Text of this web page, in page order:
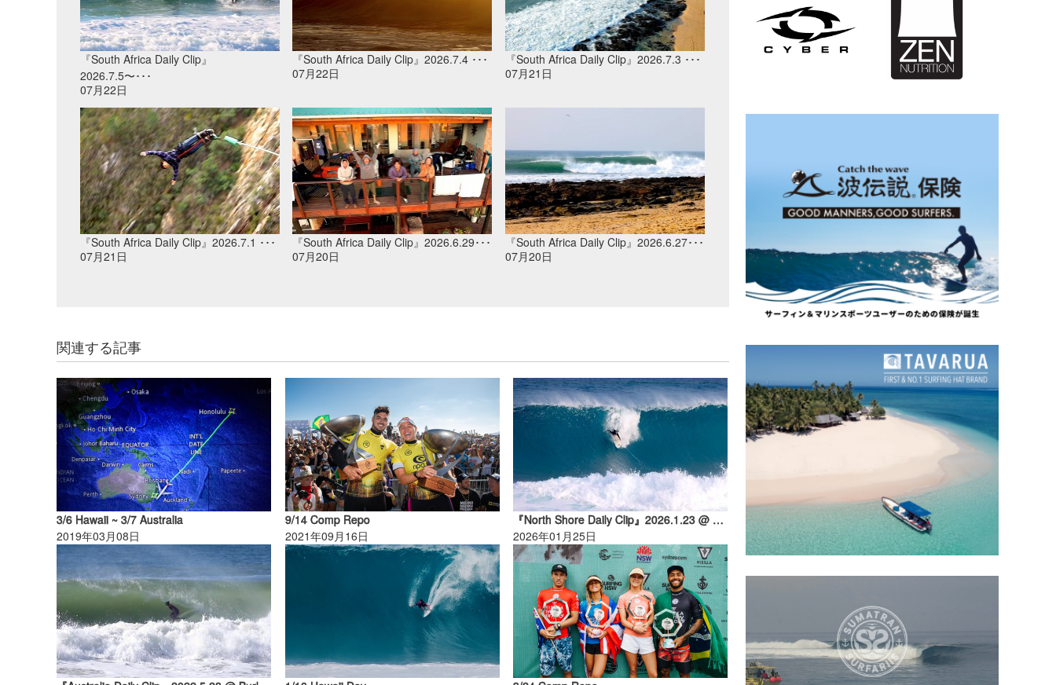
『South Africa Daily Clip』
2026.7.5〜･･･
07月22日
『South Africa Daily Clip』2026.7.4 ･･･
07月22日
『South Africa Daily Clip』2026.7.3 ･･･
07月21日
『South Africa Daily Clip』2026.7.1 ･･･
07月21日
『South Africa Daily Clip』2026.6.29･･･
07月20日
『South Africa Daily Clip』2026.6.27･･･
07月20日
関連する記事
3/6 Hawaii ~ 3/7 Australia
2019年03月08日
9/14 Comp Repo
2021年09月16日
『North Shore Daily Clip』2026.1.23 @ OTW
2026年01月25日